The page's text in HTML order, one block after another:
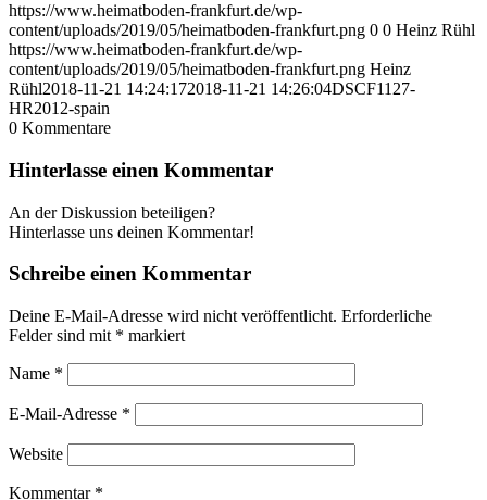
https://www.heimatboden-frankfurt.de/wp-
content/uploads/2019/05/heimatboden-frankfurt.png 0 0 Heinz Rühl
https://www.heimatboden-frankfurt.de/wp-
content/uploads/2019/05/heimatboden-frankfurt.png Heinz
Rühl2018-11-21 14:24:172018-11-21 14:26:04DSCF1127-
HR2012-spain
0 Kommentare
Hinterlasse einen Kommentar
An der Diskussion beteiligen?
Hinterlasse uns deinen Kommentar!
Schreibe einen Kommentar
Deine E-Mail-Adresse wird nicht veröffentlicht. Erforderliche
Felder sind mit * markiert
Name *
E-Mail-Adresse *
Website
Kommentar *